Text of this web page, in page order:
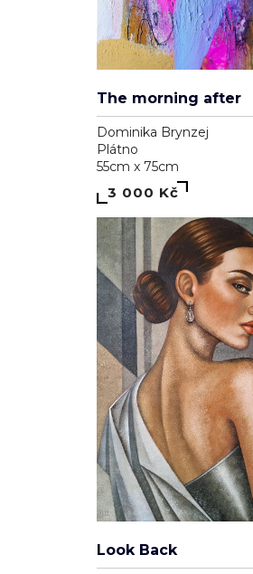
The morning after
Dominika Brynzej
Plátno
55cm x 75cm
3 000 Kč
Look Back